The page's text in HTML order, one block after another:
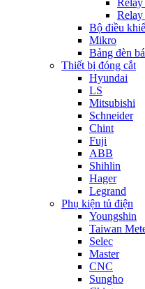
Relay
Bộ điều
Mikro
Bảng đèn
Thiết bị đóng cắt
Hyundai
LS
Mitsubishi
Schneider
Chint
Fuji
ABB
Shihlin
Hager
Legrand
Phụ kiện tủ điện
Youngshin
Taiwan
Selec
Master
CNC
Sungho